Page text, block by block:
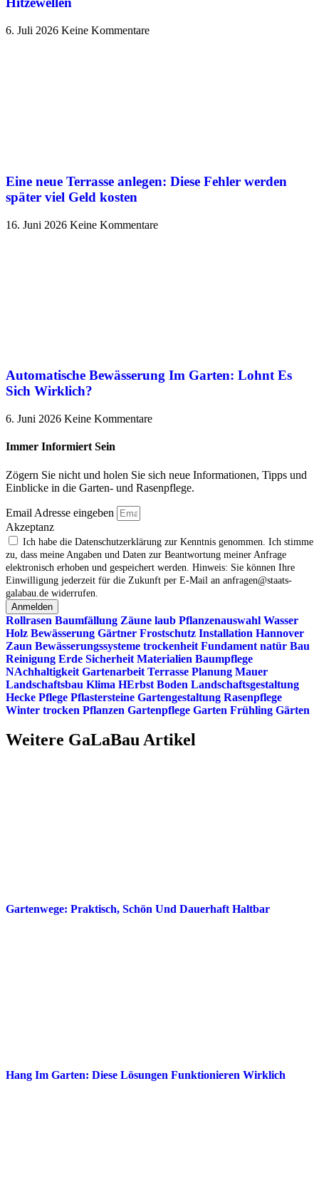
6. Juli 2026 Keine Kommentare
Eine neue Terrasse anlegen: Diese Fehler werden
später viel Geld kosten
16. Juni 2026 Keine Kommentare
Automatische Bewässerung Im Garten: Lohnt Es
Sich Wirklich?
6. Juni 2026 Keine Kommentare
Immer Informiert Sein
Zögern Sie nicht und holen Sie sich neue Informationen, Tipps und
Einblicke in die Garten- und Rasenpflege.
Email Adresse eingeben
Akzeptanz
Ich habe die Datenschutzerklärung zur Kenntnis genommen. Ich stimme
zu, dass meine Angaben und Daten zur Beantwortung meiner Anfrage
elektronisch erhoben und gespeichert werden. Hinweis: Sie können Ihre
Einwilligung jederzeit für die Zukunft per E‑Mail an anfragen@staats-
galabau.de widerrufen.
Anmelden
Rollrasen Baumfällung Zäune laub Pflanzenauswahl Wasser
Holz Bewässerung Gärtner Frostschutz Installation Hannover
Zaun Bewässerungssysteme trockenheit Fundament natür Bau
Reinigung Erde Sicherheit Materialien Baumpflege
NAchhaltigkeit Gartenarbeit Terrasse Planung Mauer
Landschaftsbau Klima HErbst Boden Landschaftsgestaltung
Hecke Pflege Pflastersteine Gartengestaltung Rasenpflege
Winter trocken Pflanzen Gartenpflege Garten Frühling Gärten
Weitere GaLaBau Artikel
Gartenwege: Praktisch, Schön Und Dauerhaft Haltbar
Hang Im Garten: Diese Lösungen Funktionieren Wirklich